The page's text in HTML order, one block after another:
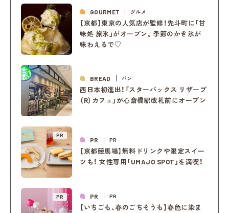
GOURMET グルメ
【京都】東京の人気店が監修！先斗町に「甘
味処 旅氷」がオープン。季節のかき氷が
味わえるで♡
BREAD パン
西日本初進出！「スターバックス リザーブ
（R）カフェ」が心斎橋駅改札前にオープン
PR
PR PR
【京都競馬場】無料ドリンクや限定スイー
ツも！ 女性専用「UMAJO SPOT」を満喫！
PR PR PR
【いちごも、春のごちそうも】春色に染ま